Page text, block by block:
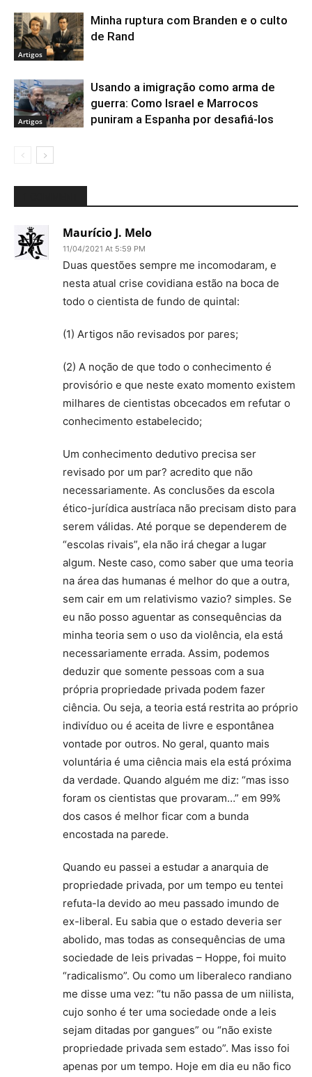
Artigos
Minha ruptura com Branden e o culto
de Rand
Artigos
Usando a imigração como arma de
guerra: Como Israel e Marrocos
puniram a Espanha por desafiá-los
Maurício J. Melo
11/04/2021 At 5:59 PM
Duas questões sempre me incomodaram, e
nesta atual crise covidiana estão na boca de
todo o cientista de fundo de quintal:
(1) Artigos não revisados por pares;
(2) A noção de que todo o conhecimento é
provisório e que neste exato momento existem
milhares de cientistas obcecados em refutar o
conhecimento estabelecido;
Um conhecimento dedutivo precisa ser
revisado por um par? acredito que não
necessariamente. As conclusões da escola
ético-jurídica austríaca não precisam disto para
serem válidas. Até porque se dependerem de
“escolas rivais”, ela não irá chegar a lugar
algum. Neste caso, como saber que uma teoria
na área das humanas é melhor do que a outra,
sem cair em um relativismo vazio? simples. Se
eu não posso aguentar as consequências da
minha teoria sem o uso da violência, ela está
necessariamente errada. Assim, podemos
deduzir que somente pessoas com a sua
própria propriedade privada podem fazer
ciência. Ou seja, a teoria está restrita ao próprio
indivíduo ou é aceita de livre e espontânea
vontade por outros. No geral, quanto mais
voluntária é uma ciência mais ela está próxima
da verdade. Quando alguém me diz: “mas isso
foram os cientistas que provaram…” em 99%
dos casos é melhor ficar com a bunda
encostada na parede.
Quando eu passei a estudar a anarquia de
propriedade privada, por um tempo eu tentei
refuta-la devido ao meu passado imundo de
ex-liberal. Eu sabia que o estado deveria ser
abolido, mas todas as consequências de uma
sociedade de leis privadas – Hoppe, foi muito
“radicalismo”. Ou como um liberaleco randiano
me disse uma vez: “tu não passa de um niilista,
cujo sonho é ter uma sociedade onde a leis
sejam ditadas por gangues” ou “não existe
propriedade privada sem estado”. Mas isso foi
apenas por um tempo. Hoje em dia eu não fico